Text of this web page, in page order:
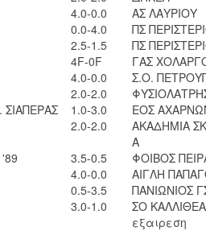
4.0-0.0
ΑΣ ΛΑΥΡΙΟΥ
0.0-4.0
ΠΣ
2.5-1.5
ΠΣ
4F-0F
ΓΑΣ
4.0-0.0
Σ.Ο.
2.0-2.0
1.0-3.0
ΕΟΣ
2.0-2.0
ΑΚΑΔΗΜΙΑ
Α
3.5-0.5
ΦΟΙΒΟΣ
4.0-0.0
ΑΙΓΛΗ
0.5-3.5
ΠΑΝΙΩΝΙΟΣ
3.0-1.0
ΣΟ
εξαιρεση